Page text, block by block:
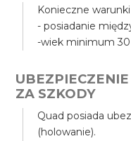
Konieczne
- posiadanie
-wiek minimum
ZA SZKODY
Quad posiada
(holowanie).